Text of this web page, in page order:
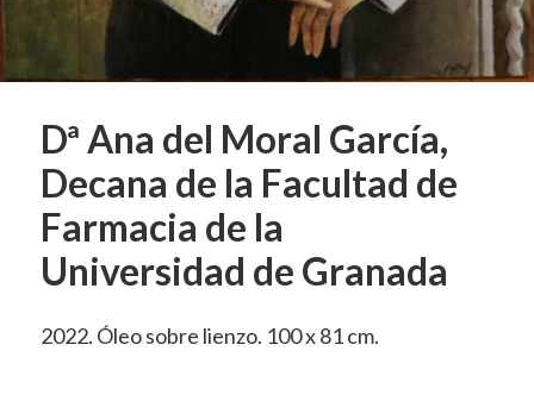
Dª Ana del Moral García,
Decana de la Facultad de
Farmacia de la
Universidad de Granada
2022. Óleo sobre lienzo. 100 x 81 cm.